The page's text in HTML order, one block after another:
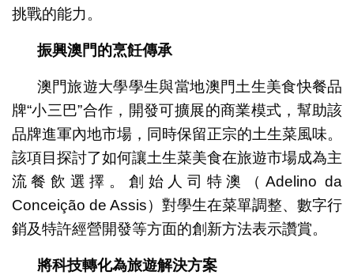
挑戰的能力。
振興澳門的烹飪傳承
澳門旅遊大學學生與當地澳門土生美食快餐品
牌“小三巴”合作，開發可擴展的商業模式，幫助該
品牌進軍內地市場，同時保留正宗的土生菜風味。
該項目探討了如何讓土生菜美食在旅遊市場成為主
流餐飲選擇。創始人司特澳（Adelino da
Conceição de Assis）對學生在菜單調整、數字行
銷及特許經營開發等方面的創新方法表示讚賞。
將科技轉化為旅遊解決方案